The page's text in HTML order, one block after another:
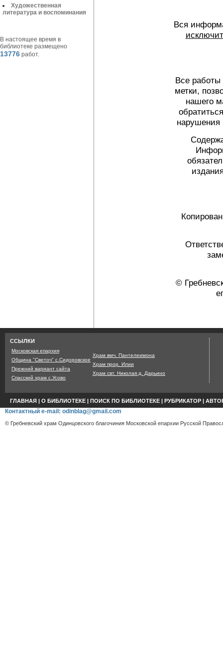
Художественная
литература и воспоминания
В настоящее время в
библиотеке размещено
13776 работ.
Вся
Все
метки,
нашего
нарушения
©
ССЫЛКИ
Московская епархия
Община "Светоч" с.Сидоровское
Прежний вариант сайта
Спасский храм с.Усово
Храм вмч. Пантелеимона
Храм прор. Илии
Храм свт. Николая д. Дарьино
ГЛАВНАЯ | О БИБЛИОТЕКЕ | ПОИСК ПО БИБЛИОТЕКЕ | РУБРИКАТОР |
Контактный e-mail: odinblag@gmail.com
© Гребневский храм Одинцовского благочиния Московской епархии Русской